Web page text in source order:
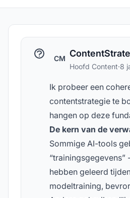
CM
Hoofd Content·8
Ik probeer een
contentstrategie te
hangen op deze
De kern van de
Sommige AI-tools
hebben geleerd
modeltraining,